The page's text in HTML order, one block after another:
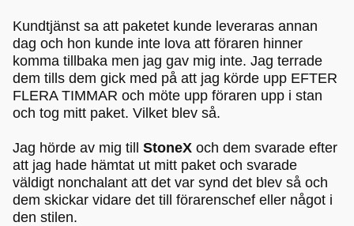
Kundtjänst sa att paketet kunde leveraras annan
dag och hon kunde inte lova att föraren hinner
komma tillbaka men jag gav mig inte. Jag terrade
dem tills dem gick med på att jag körde upp EFTER
FLERA TIMMAR och möte upp föraren upp i stan
och tog mitt paket. Vilket blev så.
Jag hörde av mig till StoneX och dem svarade efter
att jag hade hämtat ut mitt paket och svarade
väldigt nonchalant att det var synd det blev så och
dem skickar vidare det till förarenschef eller något i
den stilen.